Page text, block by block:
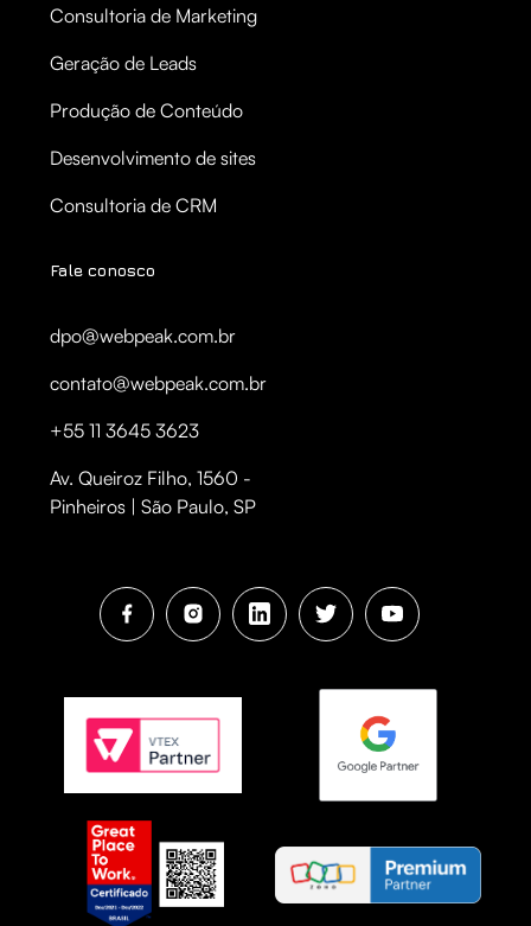
Consultoria de Marketing
Geração de Leads
Produção de Conteúdo
Desenvolvimento de sites
Consultoria de CRM
Fale conosco
dpo@webpeak.com.br
contato@webpeak.com.br
+55 11 3645 3623
Av. Queiroz Filho, 1560 -
Pinheiros | São Paulo, SP